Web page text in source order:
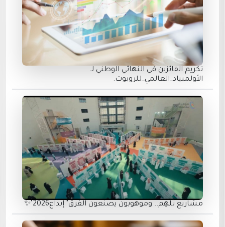
تكريم الفائزين في النهائي الوطني لـ
الأولمبياد_العالمي_للروبوت.
مشاريع تُلهِم.. وموهوبون يصنعون الفرق" إبداع2026"✨